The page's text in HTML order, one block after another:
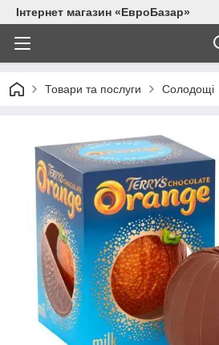
Інтернет магазин «ЕвроБазар»
Товари та послуги Солодощі